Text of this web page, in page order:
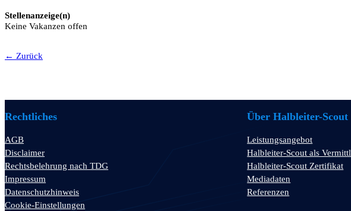
Stellenanzeige(n)
Keine Vakanzen offen
← Zurück
Rechtliches
AGB
Disclaimer
Rechtsbelehrung nach TDG
Impressum
Datenschutzhinweis
Cookie-Einstellungen
Über Halbleiter-Scout
Leistungsangebot
Halbleiter-Scout als
Halbleiter-Scout Zertifikat
Mediadaten
Referenzen